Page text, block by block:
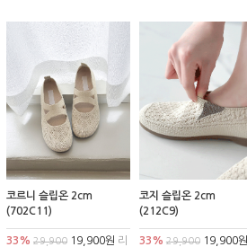
코르니 슬립온 2cm
(702C11)
33% 29,900 19,900원 리
코지 슬립온 2cm
(212C9)
33% 29,90019,900원